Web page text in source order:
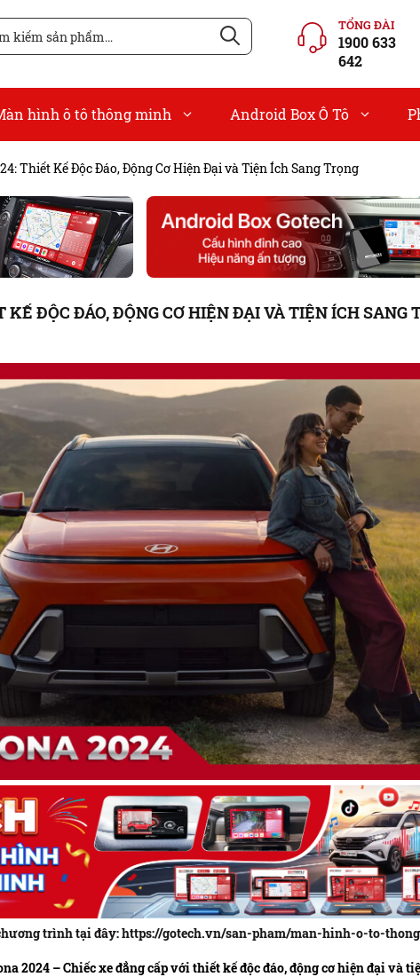
TỔNG ĐÀI
1900 633
642
hình ô tô thông minh Android Box Ô Tô
Thiết Kế Độc Đáo, Động Cơ Hiện Đại và Tiện Ích Sang Trọng
ĐỘC ĐÁO, ĐỘNG CƠ HIỆN ĐẠI VÀ TIỆN ÍCH SANG
trình tại đây: https://gotech.vn/san-pham/man-hinh-o-to-
2024 – Chiếc xe đẳng cấp với thiết kế độc đáo, động cơ hiện đại và